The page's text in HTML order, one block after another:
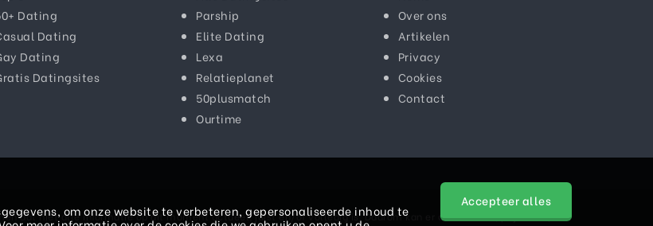
Dating
Dating
Dating
Datingsites
Parship
Elite Dating
Lexa
Relatieplanet
50plusmatch
Ourtime
Over ons
Artikelen
Privacy
Cookies
Contact
dat niet alle informatie op dit moment actueel, juist en/of volledig is. Daarom kan er aan teksten, prijzen en/of
om onze website te verbeteren, gepersonaliseerde inhoud te
Accepteer alles